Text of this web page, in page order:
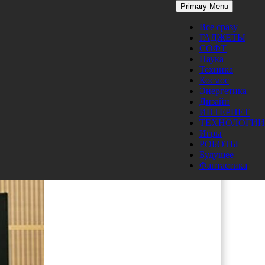
Primary Menu
Все сразу
ГАДЖЕТЫ
СОФТ
Наука
Техника
Космос
Энергетика
Дизайн
ИНТЕРНЕТ
ТЕХНОЛОГИИ
Игры
РОБОТЫ
Будущее
Фантастика